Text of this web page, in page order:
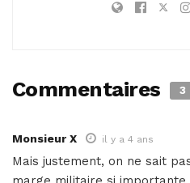
Commentaires 3
Monsieur X il y a 4 ans
Mais justement, on ne sait